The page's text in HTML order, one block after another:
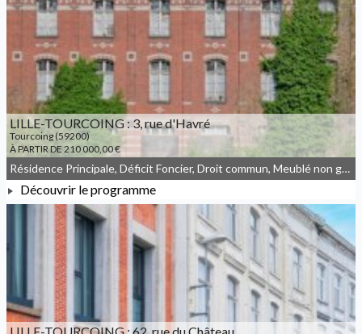
À PARTIR DE 508 200,00 €
LILLE-TOURCOING : 3, rue d'Havré
Tourcoing (59200)
À PARTIR DE 210 000,00 €
À PARTIR DE 210 000,00 €
Résidence Principale, Déficit Foncier, Droit commun, Meublé non géré
Découvrir le programme